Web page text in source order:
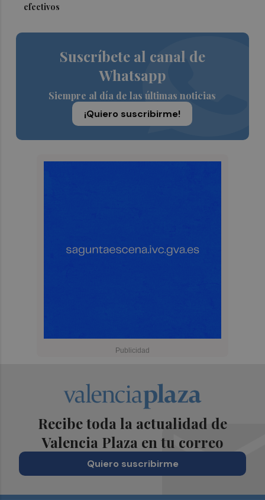
efectivos
Suscríbete al canal de
Whatsapp
Siempre al día de las últimas noticias
¡Quiero suscribirme!
Recibe toda la actualidad de
Valencia Plaza en tu correo
Quiero suscribirme